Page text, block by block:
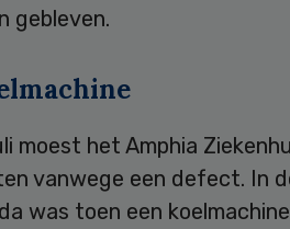
gebleven.
moest het Amphia
vanwege een defect. In
was toen een